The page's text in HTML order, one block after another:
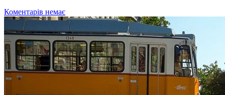
Коментарів немає